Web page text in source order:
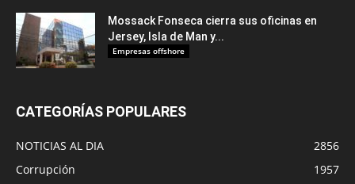
Mossack Fonseca cierra sus oficinas en
Jersey, Isla de Man y...
Empresas offshore
CATEGORÍAS POPULARES
NOTICIAS AL DIA
2856
Corrupción
1957